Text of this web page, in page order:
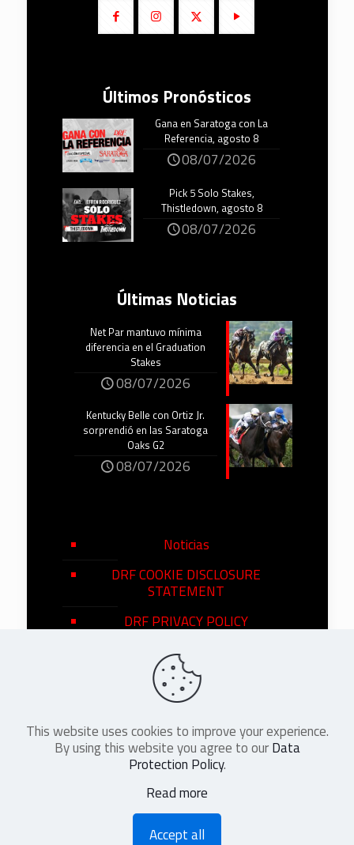
Últimos Pronósticos
Gana en Saratoga con La
Referencia, agosto 8
08/07/2026
Pick 5 Solo Stakes,
Thistledown, agosto 8
08/07/2026
Últimas Noticias
Net Par mantuvo mínima
diferencia en el Graduation
Stakes
08/07/2026
Kentucky Belle con Ortiz Jr.
sorprendió en las Saratoga
Oaks G2
08/07/2026
Noticias
DRF COOKIE DISCLOSURE
STATEMENT
DRF PRIVACY POLICY
©2026DRF en Español. All Rights
Reserved
This website uses cookies to improve your experience.
By using this website you agree to ourData
Protection Policy.
Read more
Accept all